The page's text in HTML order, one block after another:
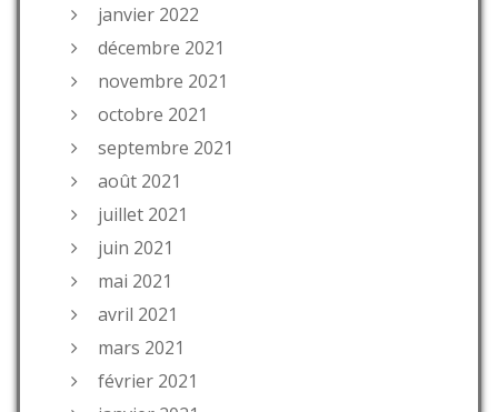
janvier 2022
décembre 2021
novembre 2021
octobre 2021
septembre 2021
août 2021
juillet 2021
juin 2021
mai 2021
avril 2021
mars 2021
février 2021